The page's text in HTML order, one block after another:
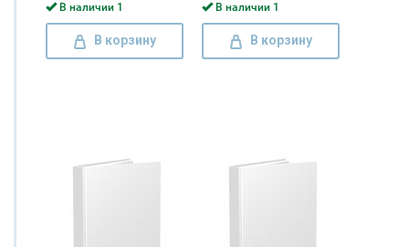
В наличии 1
В корзину
В наличии 1
В корзину